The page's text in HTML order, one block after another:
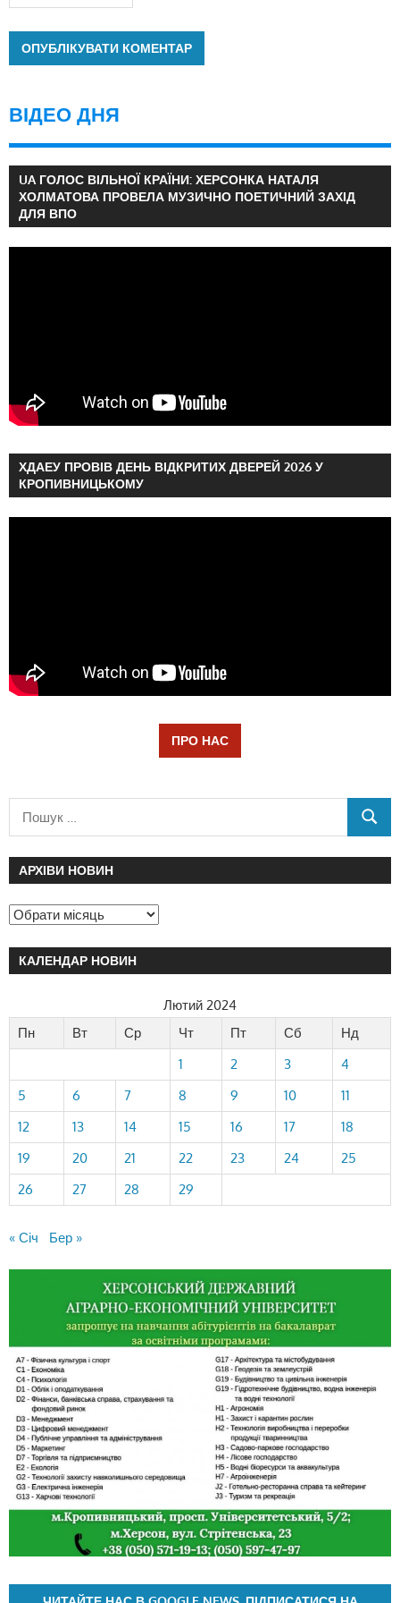
ВІДЕО ДНЯ
UA ГОЛОС ВІЛЬНОЇ КРАЇНИ: ХЕРСОНКА НАТАЛЯ
ХОЛМАТОВА ПРОВЕЛА МУЗИЧНО ПОЕТИЧНИЙ ЗАХІД
ДЛЯ ВПО
ХДАЕУ ПРОВІВ ДЕНЬ ВІДКРИТИХ ДВЕРЕЙ 2026 У
КРОПИВНИЦЬКОМУ
ПРО НАС
АРХІВИ НОВИН
КАЛЕНДАР НОВИН
Лютий 2024
Пн
Вт Ср Чт Пт Сб
Нд
1
2 3
4
5
6 7 8 9 10
11
12
13 14 15 16 17
18
19
20 21 22 23 24
25
26
27 28 29
« Січ Бер »